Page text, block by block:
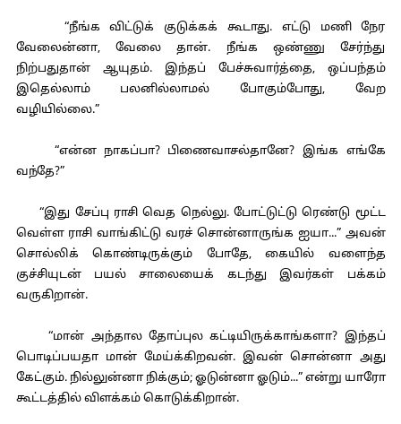
“நீங்க விட்டுக் குடுக்கக் கூடாது. எட்டு மணி நேர
வேலைன்னா, வேலை தான். நீங்க ஒண்ணு சேர்ந்து
நிற்பதுதான் ஆயுதம். இந்தப் பேச்சுவார்த்தை, ஒப்பந்தம்
இதெல்லாம் பலனில்லாமல் போகும்போது, வேற
வழியில்லை.”
“என்ன நாகப்பா? பிணைவாசல்தானே? இங்க எங்கே
வந்தே?”
“இது சேப்பு ராசி வெத நெல்லு. போட்டுட்டு ரெண்டு மூட்ட
வெள்ள ராசி வாங்கிட்டு வரச் சொன்னாருங்க ஐயா...” அவன்
சொல்லிக் கொண்டிருக்கும் போதே, கையில் வளைந்த
குச்சியுடன் பயல் சாலையைக் கடந்து இவர்கள் பக்கம்
வருகிறான்.
“மான் அந்தால தோப்புல கட்டியிருக்காங்களா? இந்தப்
பொடிப்பயதா மான் மேய்க்கிறவன். இவன் சொன்னா அது
கேட்கும். நில்லுன்னா நிக்கும்; ஓடுன்னா ஓடும்...” என்று யாரோ
கூட்டத்தில் விளக்கம் கொடுக்கிறான்.